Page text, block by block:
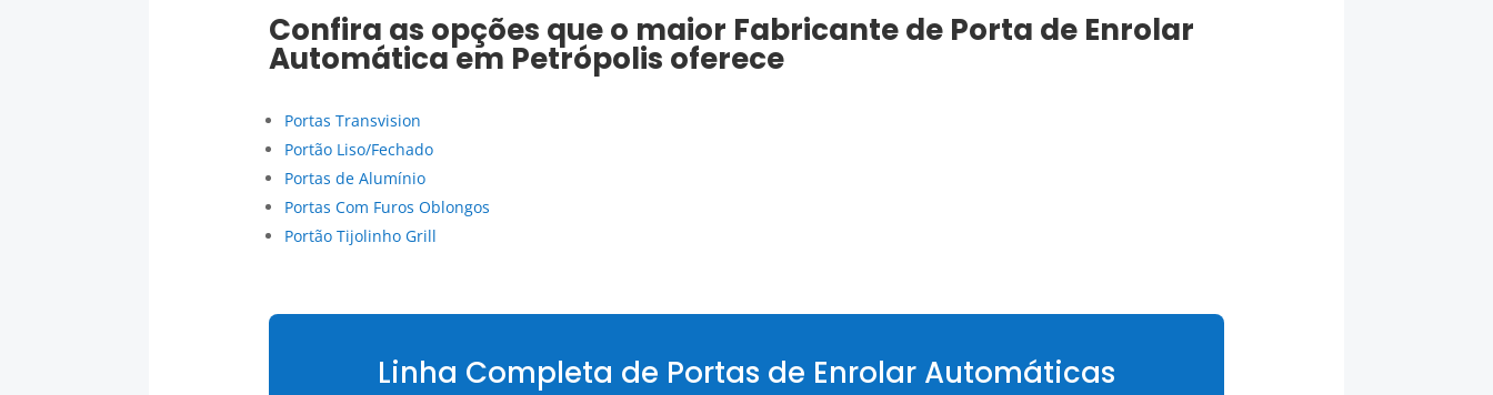
Confira as opções que o maior Fabricante de Porta de Enrolar
Automáticaem Petrópolis oferece
Portas Transvision
Portão Liso/Fechado
Portas de Alumínio
Portas Com Furos Oblongos
Portão Tijolinho Grill
Linha Completa de Portas de Enrolar Automáticas